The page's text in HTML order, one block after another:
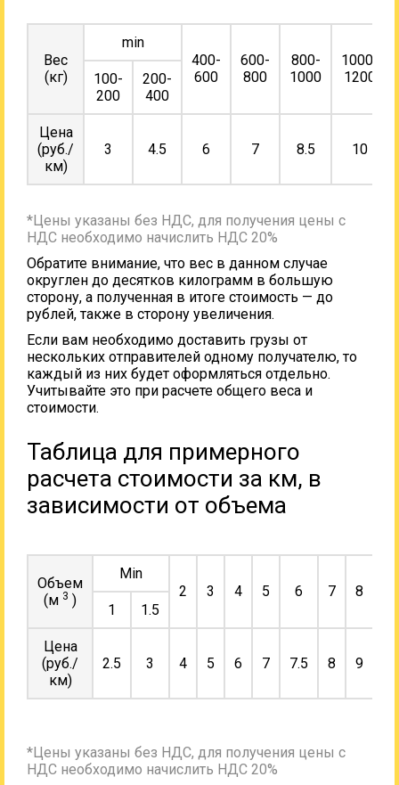
Вес
(кг)
min
400-
600
600-
800
800-
1000
1000-
1200
100-
200
200-
400
Цена
(руб./
км)
3 4.5 6 7 8.5 10
*Цены указаны без НДС, для получения цены с
НДС необходимо начислить НДС 20%
Обратите внимание, что вес в данном случае
округлен до десятков килограмм в большую
сторону, а полученная в итоге стоимость — до
рублей, также в сторону увеличения.
Если вам необходимо доставить грузы от
нескольких отправителей одному получателю, то
каждый из них будет оформляться отдельно.
Учитывайте это при расчете общего веса и
стоимости.
Таблица для примерного
расчета стоимости за км, в
зависимости от объема
Объем
(м 3 )
Min
2
3 4 5 6 7 8
1
1.5
Цена
(руб./
км)
2.5 3 4 5 6 7 7.5 8 9
*Цены указаны без НДС, для получения цены с
НДС необходимо начислить НДС 20%